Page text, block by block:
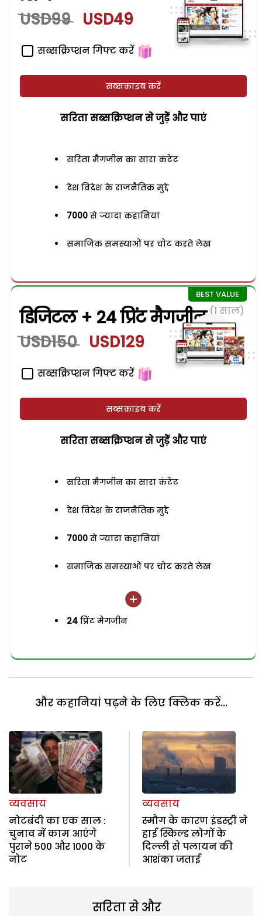
USD99 USD49
सब्सक्रिप्शन गिफ्ट करें
सब्सक्राइब करें
सरिता सब्सक्रिप्शन से जुड़ेें और पाएं
सरिता मैगजीन का सारा कंटेंट
देश विदेश के राजनैतिक मुद्दे
7000 से ज्यादा कहानियां
समाजिक समस्याओं पर चोट करते लेख
डिजिटल + 24 प्रिंट मैगजीन (1 साल)
USD150 USD129
सब्सक्रिप्शन गिफ्ट करें
सब्सक्राइब करें
सरिता सब्सक्रिप्शन से जुड़ेें और पाएं
सरिता मैगजीन का सारा कंटेंट
देश विदेश के राजनैतिक मुद्दे
7000 से ज्यादा कहानियां
समाजिक समस्याओं पर चोट करते लेख
24 प्रिंट मैगजीन
और कहानियां पढ़ने के लिए क्लिक करें...
व्यवसाय
नोटबंदी का एक साल :
चुनाव में काम आएंगे
पुराने 500 और 1000 के
नोट
व्यवसाय
स्मौग के कारण इंडस्ट्री ने
हाई स्किल्ड लोगों के
दिल्ली से पलायन की
आशंका जताई
सरिता से और